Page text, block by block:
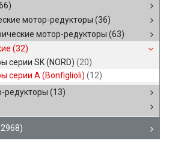
мотор-редукторы (36)
мотор-редукторы (63)
(32)
серии SK (NORD) (20)
серии A (Bonfiglioli) (12)
редукторы (13)